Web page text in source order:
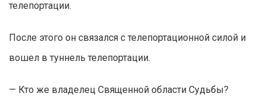
телепортации.
После этого он связался с телепортационной силой и
вошел в туннель телепортации.
— Кто же владелец Священной области Судьбы?